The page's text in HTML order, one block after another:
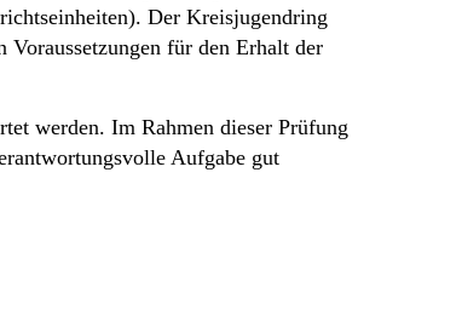
Der Kreisjugendring
für den Erhalt der
werden. Im Rahmen dieser Prüfung
Aufgabe gut